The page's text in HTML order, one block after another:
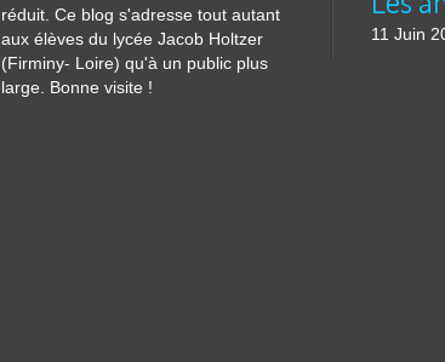
réduit. Ce blog s'adresse tout autant
aux élèves du lycée Jacob Holtzer
(Firminy- Loire) qu'à un public plus
large. Bonne visite !
11 Juin